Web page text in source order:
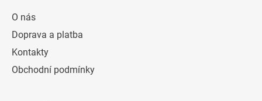
O nás
Doprava a platba
Kontakty
Obchodní podmínky